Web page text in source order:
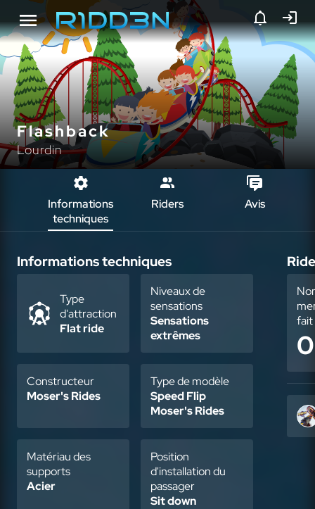
Flashback
Lourdin
Informations
techniques
Riders Avis
Informations techniques
Type
d'attraction
Flat ride
Niveaux de
sensations
Sensations
extrêmes
Constructeur
Moser's Rides
Type de modèle
Speed Flip
Moser's Rides
Matériau des
supports
Acier
Position
d'installation du
passager
Sit down
fait
0